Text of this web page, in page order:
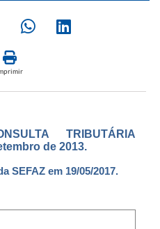
TRIBUTÁRIA
de 2013.
SEFAZ em 19/05/2017.